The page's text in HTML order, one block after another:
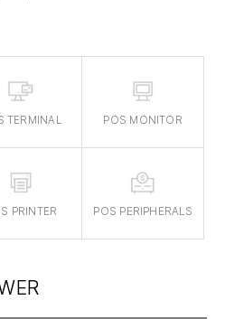
TERMINAL POS MONITOR
PRINTER POS PERIPHERALS